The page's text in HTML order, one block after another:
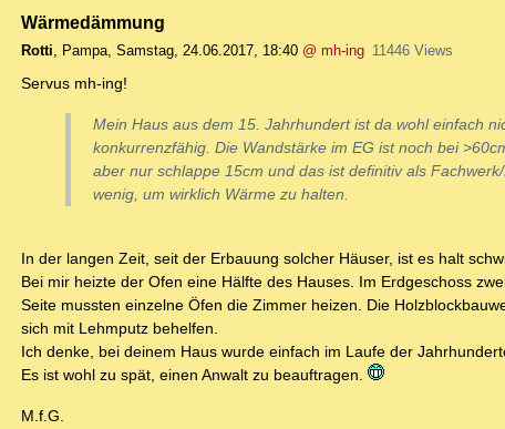
Wärmedämmung
Rotti, Pampa, Samstag, 24.06.2017, 18:40 @ mh-ing 11446 Views
Servus mh-ing!
Mein Haus aus dem 15. Jahrhundert ist da wohl einfach
konkurrenzfähig. Die Wandstärke im EG ist noch bei
aber nur schlappe 15cm und das ist definitiv als
wenig, um wirklich Wärme zu halten.
In der langen Zeit, seit der Erbauung solcher Häuser, ist es halt
Bei mir heizte der Ofen eine Hälfte des Hauses. Im Erdgeschoss
Seite mussten einzelne Öfen die Zimmer heizen. Die
sich mit Lehmputz behelfen.
Ich denke, bei deinem Haus wurde einfach im Laufe der
Es ist wohl zu spät, einen Anwalt zu beauftragen.
M.f.G.